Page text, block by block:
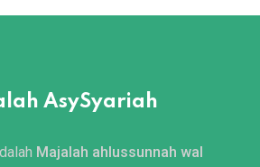
AsySyariah
Majalah ahlussunnah wal